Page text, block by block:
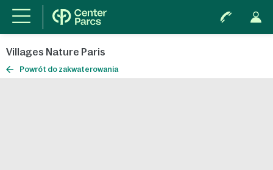
Villages Nature Paris
Powrót do zakwaterowania